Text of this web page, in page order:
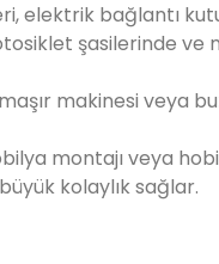
elektrik bağlantı
şasilerinde ve
makinesi veya
montajı veya
kolaylık sağlar.